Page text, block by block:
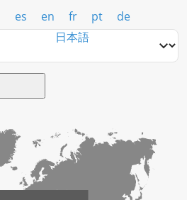
es en fr pt
de
日本語